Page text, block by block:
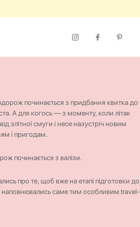
починається з придбання квитка до
А для когось — з моменту, коли літак
злітної смуги і несе назустріч новим
і пригодам.
починається з валізи.
про те, щоб вже на етапі підготовки до
наповнювались саме тим особливим travel-